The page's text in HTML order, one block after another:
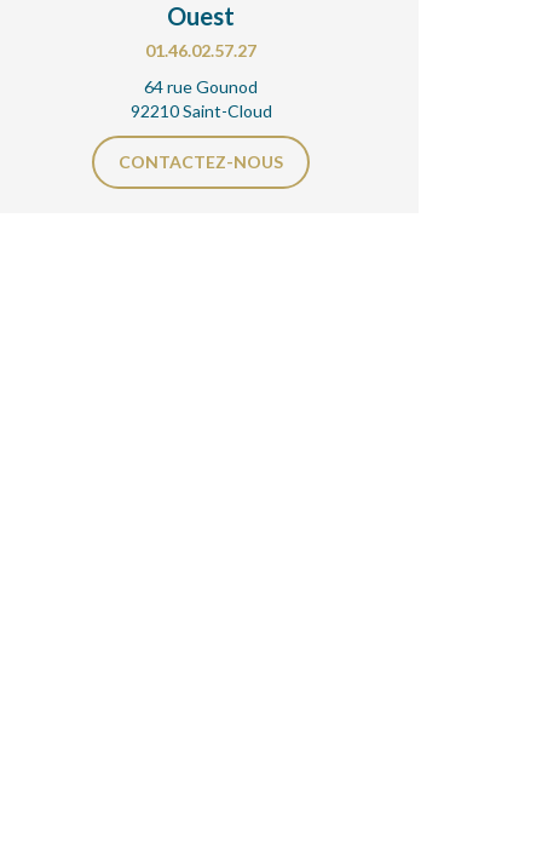
Ouest
01.46.02.57.27
64 rue Gounod
92210 Saint-Cloud
CONTACTEZ-NOUS